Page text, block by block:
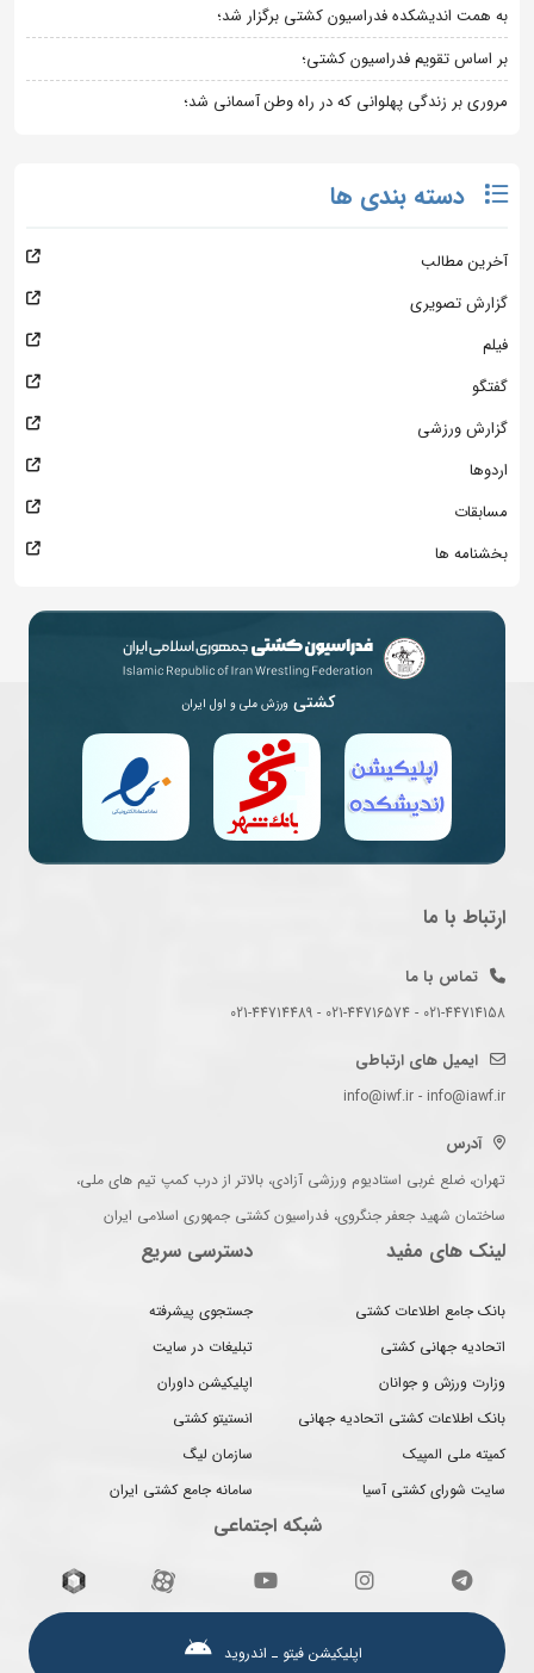
به همت اندیشکده فدراسیون کشتی برگزار شد؛
بر اساس تقویم فدراسیون کشتی؛
مروری بر زندگی پهلوانی که در راه وطن آسمانی شد؛
دسته بندی ها
آخرین مطالب
گزارش تصویری
فیلم
گفتگو
گزارش ورزشی
اردوها
مسابقات
بخشنامه ها
کشتی ورزش ملی و اول ایران
ارتباط با ما
تماس با ما
021-44714158 - 021-44716574 - 021-44714489
ایمیل های ارتباطی
info@iwf.ir - info@iawf.ir
آدرس
تهران، ضلع غربی استادیوم ورزشی آزادی، بالاتر از درب کمپ تیم های ملی،
ساختمان شهید جعفر جنگروی، فدراسیون کشتی جمهوری اسلامی ایران
لینک های مفید
بانک جامع اطلاعات کشتی
اتحادیه جهانی کشتی
وزارت ورزش و جوانان
بانک اطلاعات کشتی اتحادیه جهانی
کمیته ملی المپیک
سایت شورای کشتی آسیا
دسترسی سریع
جستجوی پیشرفته
تبلیغات در سایت
اپلیکیشن داوران
انستیتو کشتی
سازمان لیگ
سامانه جامع کشتی ایران
شبکه اجتماعی
اپلیکیشن فیتو ـ اندروید